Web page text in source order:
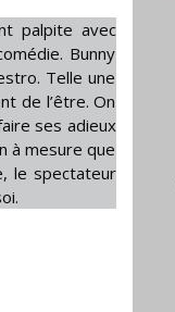
palpite avec
Bunny
Telle une
de l’être. On
ses adieux
à mesure que
le spectateur